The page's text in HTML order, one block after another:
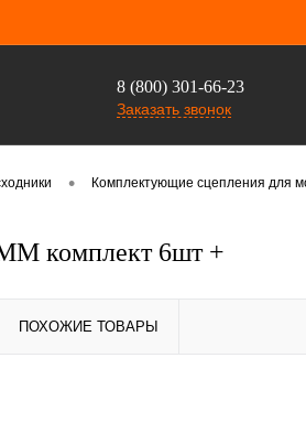
8 (800) 301-66-23
Заказать звонок
•
Комплектующие сцепления для
комплект 6шт +
ПОХОЖИЕ ТОВАРЫ